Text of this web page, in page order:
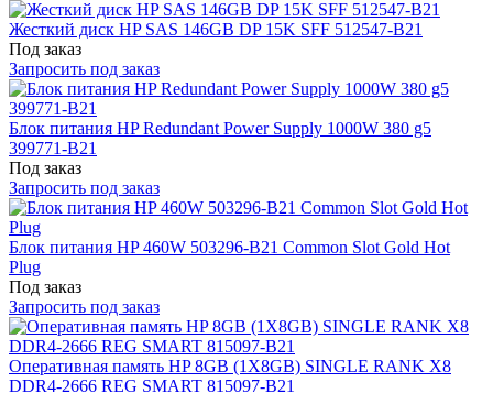
Жесткий диск HP SAS 146GB DP 15K SFF 512547-B21
Под заказ
Запросить под заказ
Блок питания HP Redundant Power Supply 1000W 380 g5
399771-B21
Под заказ
Запросить под заказ
Блок питания HP 460W 503296-B21 Common Slot Gold Hot
Plug
Под заказ
Запросить под заказ
Оперативная память HP 8GB (1X8GB) SINGLE RANK X8
DDR4-2666 REG SMART 815097-B21